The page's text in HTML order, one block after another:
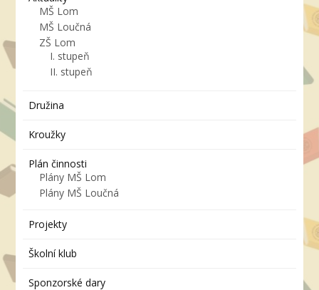
MŠ Lom
MŠ Loučná
ZŠ Lom
I. stupeň
II. stupeň
Družina
Kroužky
Plán činnosti
Plány MŠ Lom
Plány MŠ Loučná
Projekty
Školní klub
Sponzorské dary